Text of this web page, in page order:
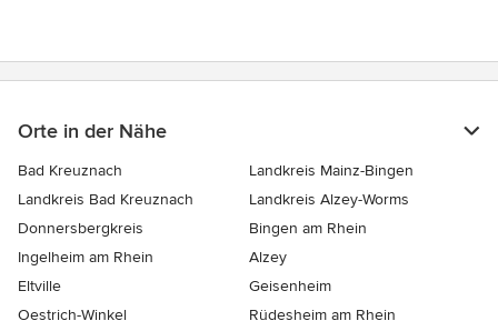
Orte in der Nähe
Bad Kreuznach
Landkreis Mainz-Bingen
Landkreis Bad Kreuznach
Landkreis Alzey-Worms
Donnersbergkreis
Bingen am Rhein
Ingelheim am Rhein
Alzey
Eltville
Geisenheim
Oestrich-Winkel
Rüdesheim am Rhein